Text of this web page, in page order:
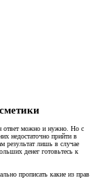
ответ можно и нужно. Но с
недостаточно прийти в
результат лишь в случае
денег готовьтесь к
прописать какие из прав